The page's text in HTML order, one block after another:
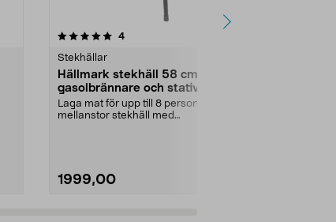
4recensioner
Stekhällar
Hällmark stekhäll 58 cm med
gasolbrännare och stativ
Laga mat för upp till 8 personer –
mellanstor stekhäll med
1999,00
4.5 av 5 stjärnor